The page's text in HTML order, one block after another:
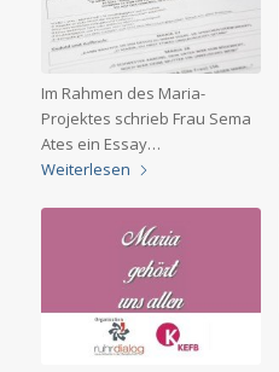
Im Rahmen des Maria-
Projektes schrieb Frau Sema
Ates ein Essay…
Weiterlesen